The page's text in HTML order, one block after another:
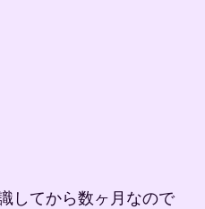
してから数ヶ月なので